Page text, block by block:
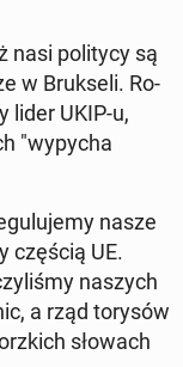
nasi po­li­ty­cy są
w Bruk­se­li. Ro­
lider UKIP-u,
"wypycha
nasze
częścią UE.
naszych
a rząd torysów
słowach